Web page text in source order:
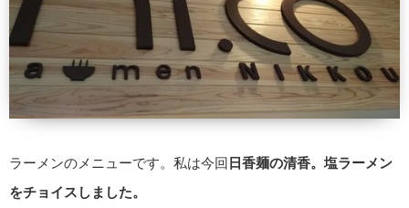
ラーメンのメニューです。私は今回 日香麺の清香。塩ラーメン
をチョイスしました。